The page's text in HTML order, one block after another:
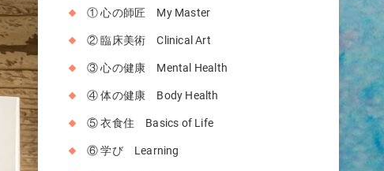
① 心の師匠 My Master
② 臨床美術 Clinical Art
③ 心の健康 Mental Health
④ 体の健康 Body Health
⑤ 衣食住 Basics of Life
⑥ 学び Learning